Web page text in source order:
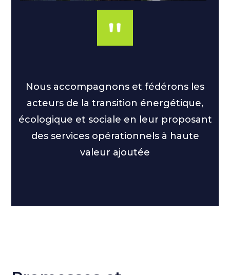
Nous accompagnons et fédérons les
acteurs de la transition énergétique,
écologique et sociale en leur proposant
des services opérationnels à haute
valeur ajoutée